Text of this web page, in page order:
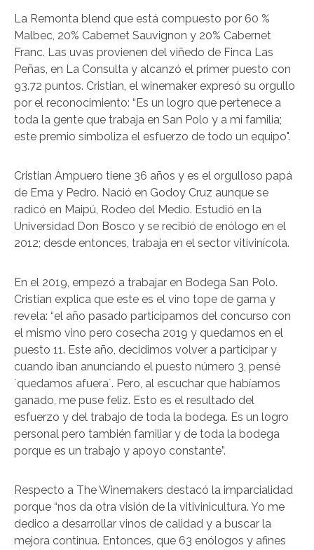
La Remonta blend que está compuesto por 60 %
Malbec, 20% Cabernet Sauvignon y 20% Cabernet
Franc. Las uvas provienen del viñedo de Finca Las
Peñas, en La Consulta y alcanzó el primer puesto con
93.72 puntos. Cristian, el winemaker expresó su orgullo
por el reconocimiento: “Es un logro que pertenece a
toda la gente que trabaja en San Polo y a mi familia;
este premio simboliza el esfuerzo de todo un equipo".
Cristian Ampuero tiene 36 años y es el orgulloso papá
de Ema y Pedro. Nació en Godoy Cruz aunque se
radicó en Maipú, Rodeo del Medio. Estudió en la
Universidad Don Bosco y se recibió de enólogo en el
2012; desde entonces, trabaja en el sector vitivinícola.
En el 2019, empezó a trabajar en Bodega San Polo.
Cristian explica que este es el vino tope de gama y
revela: “el año pasado participamos del concurso con
el mismo vino pero cosecha 2019 y quedamos en el
puesto 11. Este año, decidimos volver a participar y
cuando iban anunciando el puesto número 3, pensé
´quedamos afuera´. Pero, al escuchar que habíamos
ganado, me puse feliz. Esto es el resultado del
esfuerzo y del trabajo de toda la bodega. Es un logro
personal pero también familiar y de toda la bodega
porque es un trabajo y apoyo constante”.
Respecto a The Winemakers destacó la imparcialidad
porque “nos da otra visión de la vitivinicultura. Yo me
dedico a desarrollar vinos de calidad y a buscar la
mejora continua. Entonces, que 63 enólogos y afines